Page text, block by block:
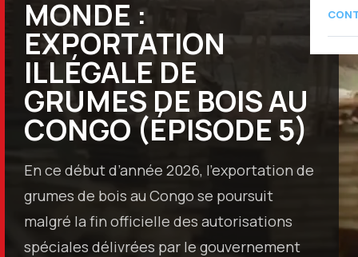
MONDE :
EXPORTATION
ILLÉGALE DE
GRUMES DE BOIS AU
CONGO (ÉPISODE 5)
En ce début d’année 2026, l’exportation de
grumes de bois au Congo se poursuit
malgré la fin officielle des autorisations
spéciales délivrées par le gouvernement